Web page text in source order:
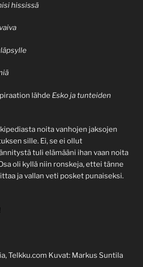
hississä
lähde Esko ja tunteiden
noita vanhojen jaksojen
sille. Ei, se ei ollut
tuli elämääni ihan vaan noita
oli kyllä niin ronskeja, ettei tänne
ja vallan veti posket punaiseksi.
Telkku.com Kuvat: Markus Suntila